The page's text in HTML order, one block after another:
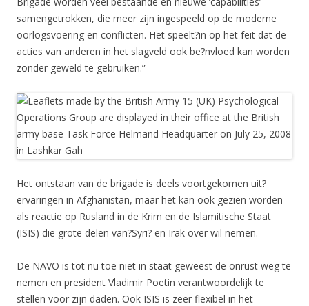
samengetrokken, die meer zijn ingespeeld op de moderne
oorlogsvoering en conflicten. Het speelt?in op het feit dat de
acties van anderen in het slagveld ook be?nvloed kan worden
zonder geweld te gebruiken.”
Het ontstaan van de brigade is deels voortgekomen uit?
ervaringen in Afghanistan, maar het kan ook gezien worden
als reactie op Rusland in de Krim en de Islamitische Staat
(ISIS) die grote delen van?Syri? en Irak over wil nemen.
De NAVO is tot nu toe niet in staat geweest de onrust weg te
nemen en president Vladimir Poetin verantwoordelijk te
stellen voor zijn daden. Ook ISIS is zeer flexibel in het